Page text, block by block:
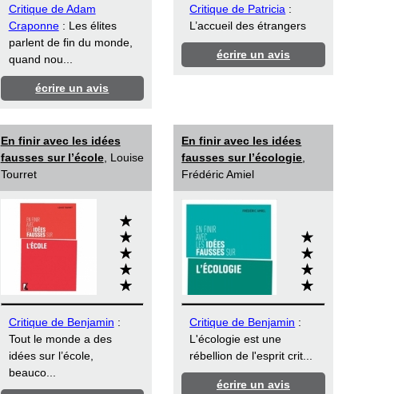
Critique de Adam
Craponne: Les élites
parlent de fin du monde,
quand nou...
écrire un avis
Critique de Patricia :
L’accueil des étrangers
écrire un avis
En finir avec les idées
fausses sur l’école, Louise
Tourret
Critique de Benjamin :
Tout le monde a des
idées sur l’école,
beauco...
En finir avec les idées
fausses sur l’écologie
Frédéric Amiel
Critique de Benjamin :
L'écologie est une
rébellion de l'esprit crit...
écrire un avis